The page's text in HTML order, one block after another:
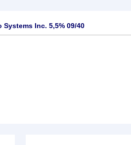
Systems Inc. 5,5% 09/40